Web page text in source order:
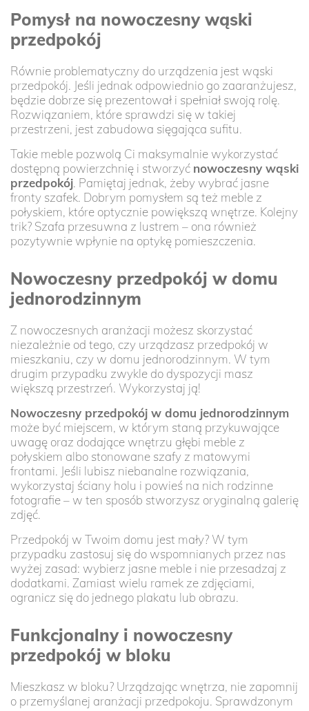
Pomysł na nowoczesny wąski
przedpokój
Równie problematyczny do urządzenia jest wąski
przedpokój. Jeśli jednak odpowiednio go zaaranżujesz,
będzie dobrze się prezentował i spełniał swoją rolę.
Rozwiązaniem, które sprawdzi się w takiej
przestrzeni, jest zabudowa sięgająca sufitu.
Takie meble pozwolą Ci maksymalnie wykorzystać
dostępną powierzchnię i stworzyć nowoczesny wąski
przedpokój. Pamiętaj jednak, żeby wybrać jasne
fronty szafek. Dobrym pomysłem są też meble z
połyskiem, które optycznie powiększą wnętrze. Kolejny
trik? Szafa przesuwna z lustrem – ona również
pozytywnie wpłynie na optykę pomieszczenia.
Nowoczesny przedpokój w domu
jednorodzinnym
Z nowoczesnych aranżacji możesz skorzystać
niezależnie od tego, czy urządzasz przedpokój w
mieszkaniu, czy w domu jednorodzinnym. W tym
drugim przypadku zwykle do dyspozycji masz
większą przestrzeń. Wykorzystaj ją!
Nowoczesny przedpokój w domu jednorodzinnym
może być miejscem, w którym staną przykuwające
uwagę oraz dodające wnętrzu głębi meble z
połyskiem albo stonowane szafy z matowymi
frontami. Jeśli lubisz niebanalne rozwiązania,
wykorzystaj ściany holu i powieś na nich rodzinne
fotografie – w ten sposób stworzysz oryginalną galerię
zdjęć.
Przedpokój w Twoim domu jest mały? W tym
przypadku zastosuj się do wspomnianych przez nas
wyżej zasad: wybierz jasne meble i nie przesadzaj z
dodatkami. Zamiast wielu ramek ze zdjęciami,
ogranicz się do jednego plakatu lub obrazu.
Funkcjonalny i nowoczesny
przedpokój w bloku
Mieszkasz w bloku? Urządzając wnętrza, nie zapomnij
o przemyślanej aranżacji przedpokoju. Sprawdzonym